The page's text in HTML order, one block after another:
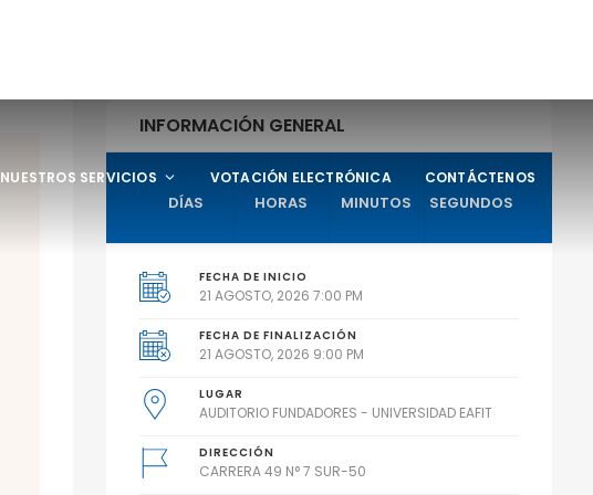
NUESTROS SERVICIOS VOTACIÓN ELECTRÓNICA CONTÁCTENOS
INFORMACIÓN GENERAL
DÍAS HORAS MINUTOS SEGUNDOS
FECHA DE INICIO
21 AGOSTO, 2026 7:00 PM
FECHA DE FINALIZACIÓN
21 AGOSTO, 2026 9:00 PM
LUGAR
AUDITORIO FUNDADORES - UNIVERSIDAD EAFIT
DIRECCIÓN
CARRERA 49 N° 7 SUR-50